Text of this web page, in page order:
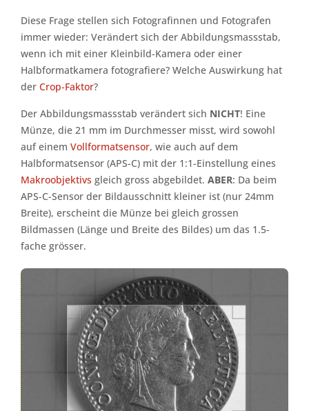
Diese Frage stellen sich Fotografinnen und Fotografen
immer wieder: Verändert sich der Abbildungsmassstab,
wenn ich mit einer Kleinbild-Kamera oder einer
Halbformatkamera fotografiere? Welche Auswirkung hat
der Crop-Faktor?
Der Abbildungsmassstab verändert sich NICHT! Eine
Münze, die 21 mm im Durchmesser misst, wird sowohl
auf einem Vollformatsensor, wie auch auf dem
Halbformatsensor (APS-C) mit der 1:1-Einstellung eines
Makroobjektivs gleich gross abgebildet. ABER: Da beim
APS-C-Sensor der Bildausschnitt kleiner ist (nur 24mm
Breite), erscheint die Münze bei gleich grossen
Bildmassen (Länge und Breite des Bildes) um das 1.5-
fache grösser.